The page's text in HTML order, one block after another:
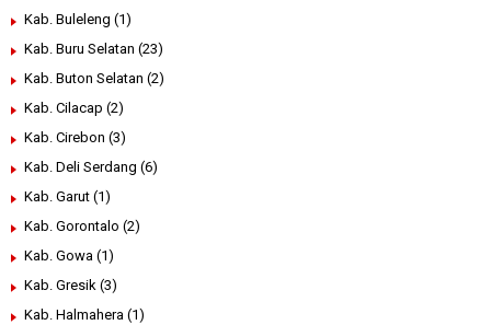
Kab. Buleleng (1)
Kab. Buru Selatan (23)
Kab. Buton Selatan (2)
Kab. Cilacap (2)
Kab. Cirebon (3)
Kab. Deli Serdang (6)
Kab. Garut (1)
Kab. Gorontalo (2)
Kab. Gowa (1)
Kab. Gresik (3)
Kab. Halmahera (1)